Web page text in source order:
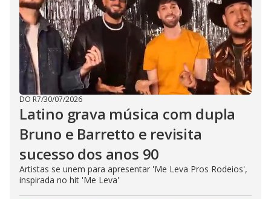
DO R7/30/07/2026
Latino grava música com dupla
Bruno e Barretto e revisita
sucesso dos anos 90
Artistas se unem para apresentar 'Me Leva Pros Rodeios',
inspirada no hit 'Me Leva'